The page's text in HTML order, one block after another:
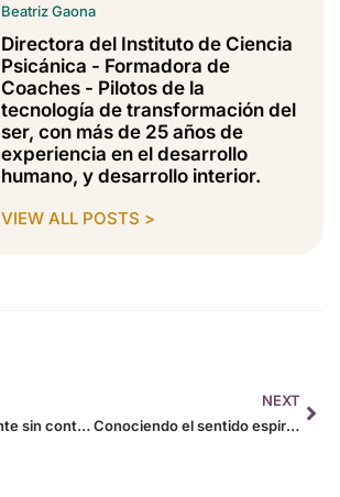
Beatriz Gaona
Directora del Instituto de Ciencia
Psicánica - Formadora de
Coaches - Pilotos de la
tecnología de transformación del
ser, con más de 25 años de
experiencia en el desarrollo
humano, y desarrollo interior.
VIEW ALL POSTS >
¿Qué es una Mente sin control?
NEXT
Conociendo el sentido espiritual de tu existencia